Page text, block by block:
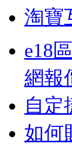
淘寶
e18
網報
自定
如何